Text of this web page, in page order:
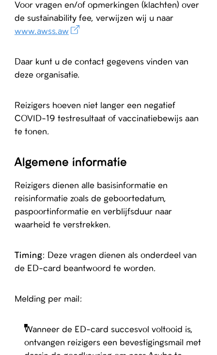
Voor vragen en/of opmerkingen (klachten) over
de sustainability fee, verwijzen wij u naar
www.awss.aw
Daar kunt u de contact gegevens vinden van
deze organisatie.
Reizigers hoeven niet langer een negatief
COVID-19 testresultaat of vaccinatiebewijs aan
te tonen.
Algemene informatie
Reizigers dienen alle basisinformatie en
reisinformatie zoals de geboortedatum,
paspoortinformatie en verblijfsduur naar
waarheid te verstrekken.
Timing: Deze vragen dienen als onderdeel van
de ED-card beantwoord te worden.
Melding per mail:
Wanneer de ED-card succesvol voltooid is,
ontvangen reizigers een bevestigingsmail met